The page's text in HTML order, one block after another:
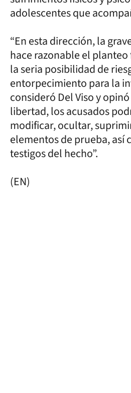
adolescentes que
“En esta dirección, la
hace razonable el
la seria posibilidad de
entorpecimiento para la
consideró Del Viso y
libertad, los acusados
modificar, ocultar,
elementos de prueba, así
testigos del hecho”.
(EN)